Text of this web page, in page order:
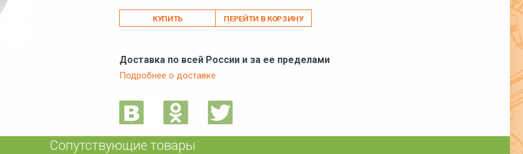
ПЕРЕЙТИ В КОРЗИНУ
Доставка по всей России и за ее пределами
Подробнее о доставке
Сопутствующие товары